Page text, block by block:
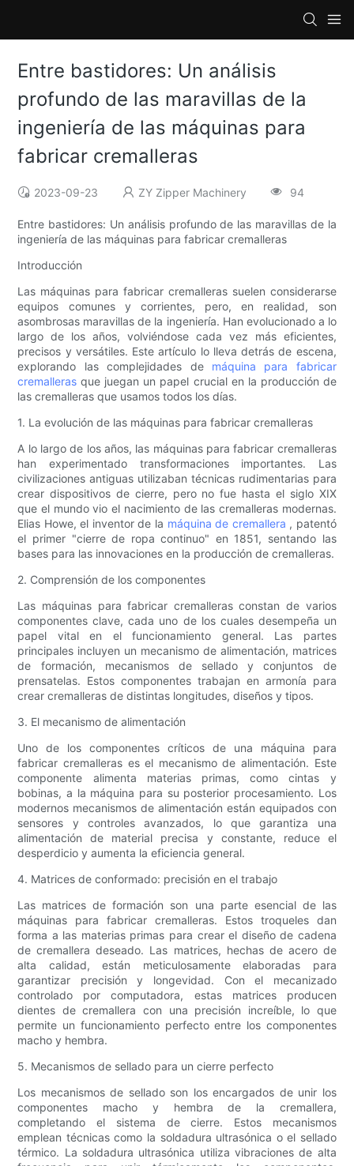
Entre bastidores: Un análisis
profundo de las maravillas de la
ingeniería de las máquinas para
fabricar cremalleras
2023-09-23 ZY Zipper Machinery 94
Entre bastidores: Un análisis profundo de las maravillas de la
ingeniería de las máquinas para fabricar cremalleras
Introducción
Las máquinas para fabricar cremalleras suelen considerarse
equipos comunes y corrientes, pero, en realidad, son
asombrosas maravillas de la ingeniería. Han evolucionado a lo
largo de los años, volviéndose cada vez más eficientes,
precisos y versátiles. Este artículo lo lleva detrás de escena,
explorando las complejidades de máquina para fabricar
cremallerasque juegan un papel crucial en la producción de
las cremalleras que usamos todos los días.
1. La evolución de las máquinas para fabricar cremalleras
A lo largo de los años, las máquinas para fabricar cremalleras
han experimentado transformaciones importantes. Las
civilizaciones antiguas utilizaban técnicas rudimentarias para
crear dispositivos de cierre, pero no fue hasta el siglo XIX
que el mundo vio el nacimiento de las cremalleras modernas.
Elias Howe, el inventor de la máquina de cremallera , patentó
el primer "cierre de ropa continuo" en 1851, sentando las
bases para las innovaciones en la producción de cremalleras.
2. Comprensión de los componentes
Las máquinas para fabricar cremalleras constan de varios
componentes clave, cada uno de los cuales desempeña un
papel vital en el funcionamiento general. Las partes
principales incluyen un mecanismo de alimentación, matrices
de formación, mecanismos de sellado y conjuntos de
prensatelas. Estos componentes trabajan en armonía para
crear cremalleras de distintas longitudes, diseños y tipos.
3. El mecanismo de alimentación
Uno de los componentes críticos de una máquina para
fabricar cremalleras es el mecanismo de alimentación. Este
componente alimenta materias primas, como cintas y
bobinas, a la máquina para su posterior procesamiento. Los
modernos mecanismos de alimentación están equipados con
sensores y controles avanzados, lo que garantiza una
alimentación de material precisa y constante, reduce el
desperdicio y aumenta la eficiencia general.
4. Matrices de conformado: precisión en el trabajo
Las matrices de formación son una parte esencial de las
máquinas para fabricar cremalleras. Estos troqueles dan
forma a las materias primas para crear el diseño de cadena
de cremallera deseado. Las matrices, hechas de acero de
alta calidad, están meticulosamente elaboradas para
garantizar precisión y longevidad. Con el mecanizado
controlado por computadora, estas matrices producen
dientes de cremallera con una precisión increíble, lo que
permite un funcionamiento perfecto entre los componentes
macho y hembra.
5. Mecanismos de sellado para un cierre perfecto
Los mecanismos de sellado son los encargados de unir los
componentes macho y hembra de la cremallera,
completando el sistema de cierre. Estos mecanismos
emplean técnicas como la soldadura ultrasónica o el sellado
térmico. La soldadura ultrasónica utiliza vibraciones de alta